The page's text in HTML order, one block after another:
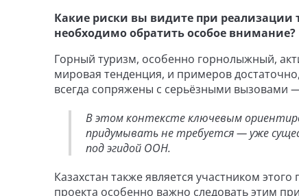
Какие риски вы видите при реализации
необходимо обратить особое внимание?
Горный туризм, особенно горнолыжный,
мировая тенденция, и примеров
всегда сопряжены с серьёзными вызовами
В этом контексте ключевым
придумывать не требуется — уже
под эгидой ООН.
Казахстан также является участником
проекта особенно важно следовать этим